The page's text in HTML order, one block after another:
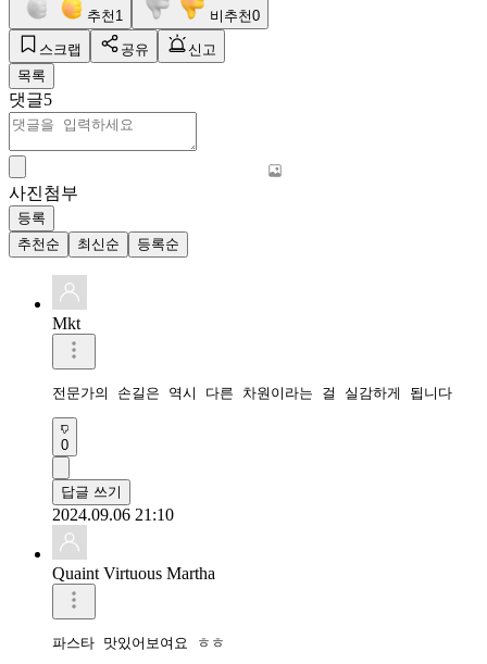
추천 1 비추천0
스크랩 공유
신고
목록
댓글5
사진첨부
등록
추천순
최신순 등록순
Mkt
전문가의 손길은 역시 다른 차원이라는 걸 실감하게 됩니다
0
답글 쓰기
2024.09.06 21:10
Quaint Virtuous Martha
파스타 맛있어보여요 ㅎㅎ